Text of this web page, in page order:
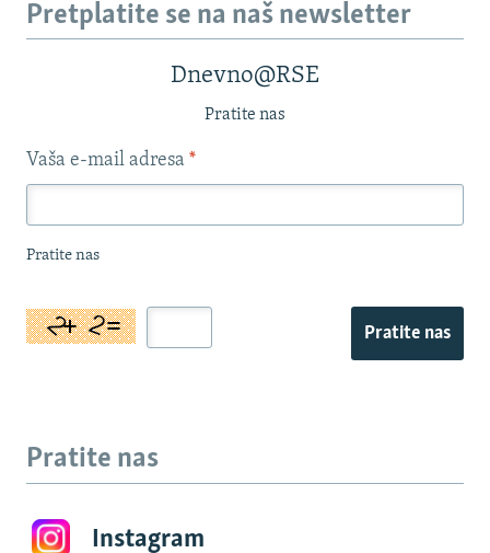
Pretplatite se na naš newsletter
Dnevno@RSE
Pratite nas
Vaša e-mail adresa *
Pratite nas
Pratite nas
Pratite nas
Instagram